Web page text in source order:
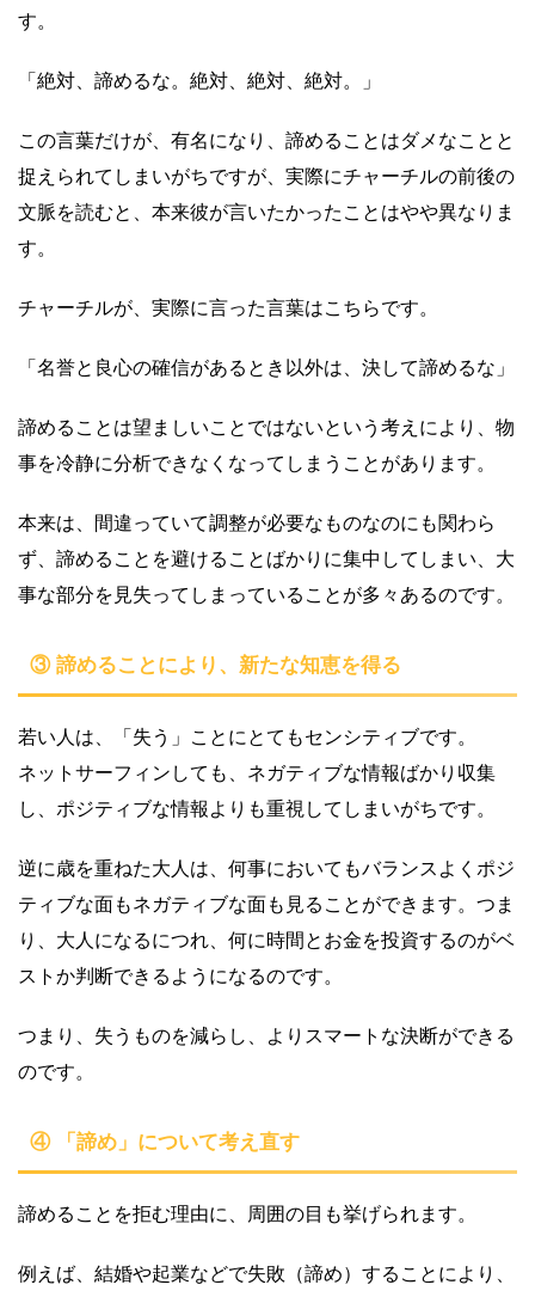
す。
「絶対、諦めるな。絶対、絶対、絶対。」
この言葉だけが、有名になり、諦めることはダメなことと
捉えられてしまいがちですが、実際にチャーチルの前後の
文脈を読むと、本来彼が言いたかったことはやや異なりま
す。
チャーチルが、実際に言った言葉はこちらです。
「名誉と良心の確信があるとき以外は、決して諦めるな」
諦めることは望ましいことではないという考えにより、物
事を冷静に分析できなくなってしまうことがあります。
本来は、間違っていて調整が必要なものなのにも関わら
ず、諦めることを避けることばかりに集中してしまい、大
事な部分を見失ってしまっていることが多々あるのです。
③ 諦めることにより、新たな知恵を得る
若い人は、「失う」ことにとてもセンシティブです。
ネットサーフィンしても、ネガティブな情報ばかり収集
し、ポジティブな情報よりも重視してしまいがちです。
逆に歳を重ねた大人は、何事においてもバランスよくポジ
ティブな面もネガティブな面も見ることができます。つま
り、大人になるにつれ、何に時間とお金を投資するのがベ
ストか判断できるようになるのです。
つまり、失うものを減らし、よりスマートな決断ができる
のです。
④ 「諦め」について考え直す
諦めることを拒む理由に、周囲の目も挙げられます。
例えば、結婚や起業などで失敗（諦め）することにより、